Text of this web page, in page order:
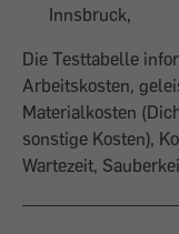
Innsbruck,
Die Testtabelle
Arbeitskosten,
Materialkosten
sonstige Kosten),
Wartezeit,